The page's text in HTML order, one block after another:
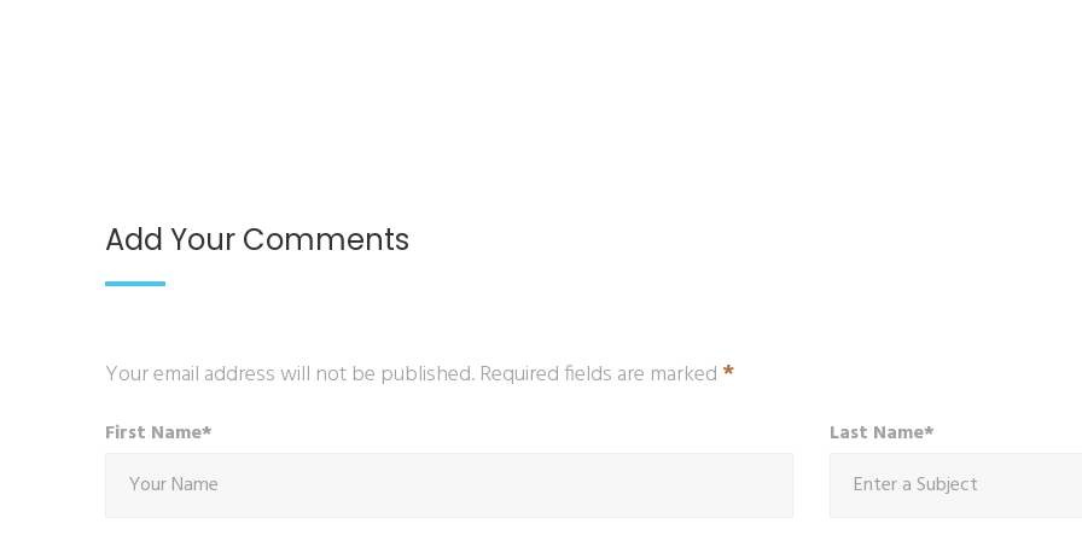
Add Your Comments
Your email address will not be published. Required fields are marked *
First Name* Last Name*